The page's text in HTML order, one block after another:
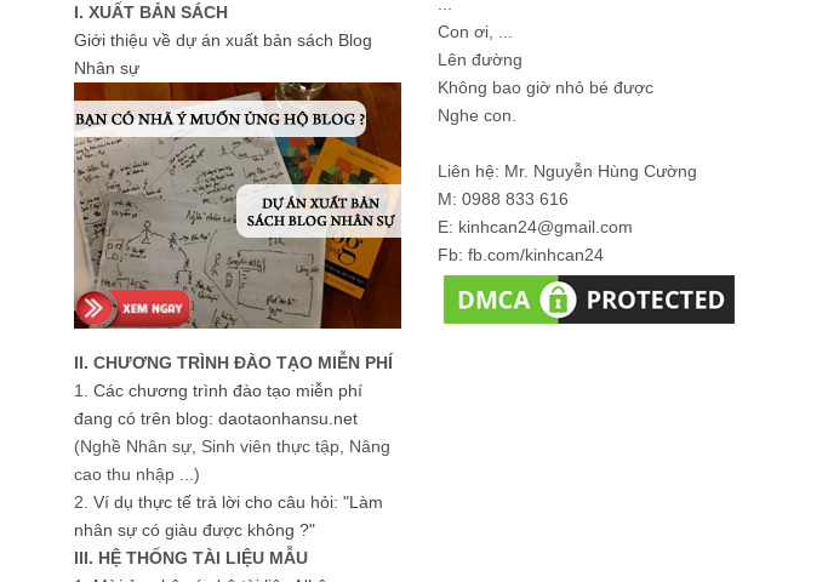
I. XUẤT BẢN SÁCH
Giới thiệu về dự án xuất bản sách Blog
Nhân sự
II. CHƯƠNG TRÌNH ĐÀO TẠO MIỄN PHÍ
1. Các chương trình đào tạo miễn phí
đang có trên blog: daotaonhansu.net
(Nghề Nhân sự, Sinh viên thực tập, Nâng
cao thu nhập ...)
2. Ví dụ thực tế trả lời cho câu hỏi: "Làm
nhân sự có giàu được không ?"
III. HỆ THỐNG TÀI LIỆU MẪU
Con ơi, ...
Lên đường
Không bao giờ nhỏ bé được
Nghe con.
Liên hệ: Mr. Nguyễn Hùng Cường
M: 0988 833 616
E: kinhcan24@gmail.com
Fb: fb.com/kinhcan24